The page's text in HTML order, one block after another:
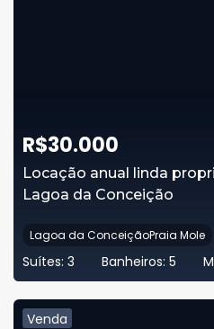
R$30.000
Locação anual linda
Lagoa da Conceição
Lagoa da ConceiçãoPraia Mole
Suítes: 3 Banheiros: 5
Venda